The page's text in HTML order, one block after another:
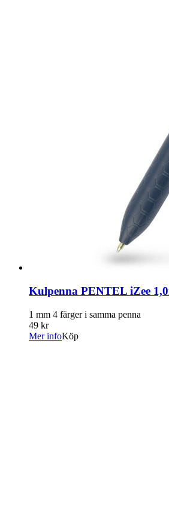
Kulpenna PENTEL iZee
1 mm 4 färger i samma penna
49 kr
Mer infoKöp